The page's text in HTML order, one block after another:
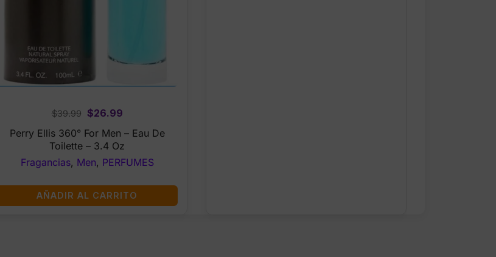
$39.99
Original
price
was:
$39.99.
$26.99Current
price
is:
$26.99.
Perry Ellis 360° For Men – Eau De
Toilette – 3.4 Oz
Fragancias, Men, PERFUMES
AÑADIR AL CARRITO